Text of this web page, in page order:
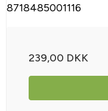
8718485001116
239,00 DKK